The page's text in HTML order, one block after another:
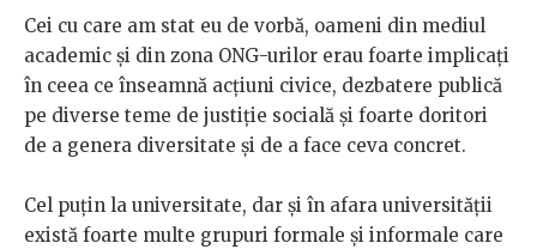
Cei cu care am stat eu de vorbă, oameni din mediul
academic și din zona ONG-urilor erau foarte implicați
în ceea ce înseamnă acțiuni civice, dezbatere publică
pe diverse teme de justiție socială și foarte doritori
de a genera diversitate și de a face ceva concret.
Cel puțin la universitate, dar și în afara universității
există foarte multe grupuri formale și informale care